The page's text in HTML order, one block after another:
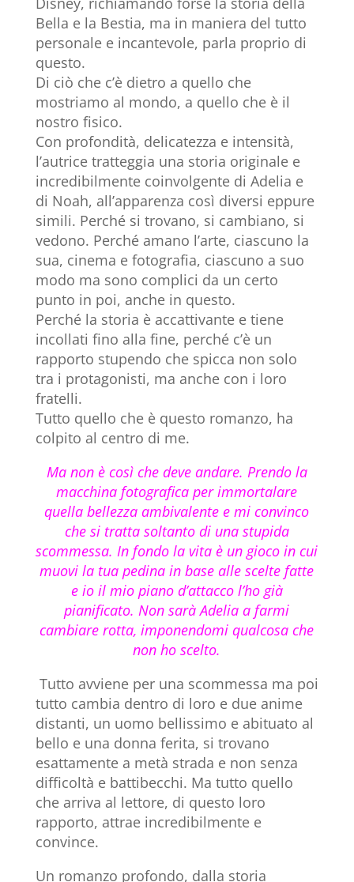
Bella e la Bestia, ma in maniera del tutto
personale e incantevole, parla proprio di
questo.
Di ciò che c’è dietro a quello che
mostriamo al mondo, a quello che è il
nostro fisico.
Con profondità, delicatezza e intensità,
l’autrice tratteggia una storia originale e
incredibilmente coinvolgente di Adelia e
di Noah, all’apparenza così diversi eppure
simili. Perché si trovano, si cambiano, si
vedono. Perché amano l’arte, ciascuno la
sua, cinema e fotografia, ciascuno a suo
modo ma sono complici da un certo
punto in poi, anche in questo.
Perché la storia è accattivante e tiene
incollati fino alla fine, perché c’è un
rapporto stupendo che spicca non solo
tra i protagonisti, ma anche con i loro
fratelli.
Tutto quello che è questo romanzo, ha
colpito al centro di me.
Ma non è così che deve andare. Prendo la
macchina fotografica per immortalare
quella bellezza ambivalente e mi convinco
che si tratta soltanto di una stupida
scommessa. In fondo la vita è un gioco in cui
muovi la tua pedina in base alle scelte fatte
e io il mio piano d’attacco l’ho già
pianificato.Non sarà Adelia a farmi
cambiare rotta, imponendomi qualcosa che
non ho scelto.
Tutto avviene per una scommessa ma poi
tutto cambia dentro di loro e due anime
distanti, un uomo bellissimo e abituato al
bello e una donna ferita, si trovano
esattamente a metà strada e non senza
difficoltà e battibecchi. Ma tutto quello
che arriva al lettore, di questo loro
rapporto, attrae incredibilmente e
convince.
Un romanzo profondo, dalla storia